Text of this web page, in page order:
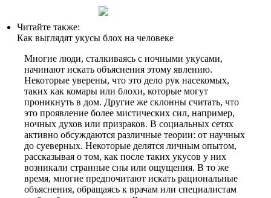
Читайте также:
Как выглядят укусы блох на человеке
Многие люди, сталкиваясь с ночными укусами,
начинают искать объяснения этому явлению.
Некоторые уверены, что это дело рук насекомых,
таких как комары или блохи, которые могут
проникнуть в дом. Другие же склонны считать, что
это проявление более мистических сил, например,
ночных духов или призраков. В социальных сетях
активно обсуждаются различные теории: от научных
до суеверных. Некоторые делятся личным опытом,
рассказывая о том, как после таких укусов у них
возникали странные сны или ощущения. В то же
время, многие предпочитают искать рациональные
объяснения, обращаясь к врачам или специалистам